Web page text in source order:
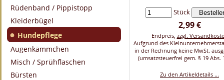
Rüdenband / Pippistopp
Kleiderbügel
● Hundepflege
Augenkämmchen
Misch / Sprühflaschen
Bürsten
Stück
2,99 €
Endpreis, zzgl.
Aufgrund des
in der Rechnung keine MwSt.
(umsatzsteuerfrei gem. § 19 Abs.
Zu den Artikeldetails ...